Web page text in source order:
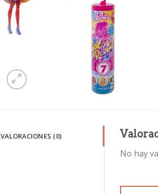
VALORACIONES (0)
No hay